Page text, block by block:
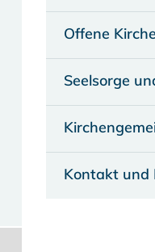
Offene Kirche
Seelsorge
Kontakt und